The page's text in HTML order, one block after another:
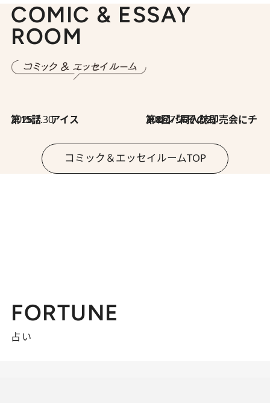
COMIC & ESSAY
ROOM
2026.7.30
第15話 アイス 2026.7.30
第8回「同人誌即売会にチャレンジ その2」
コミック＆エッセイルームTOP
FORTUNE
占い